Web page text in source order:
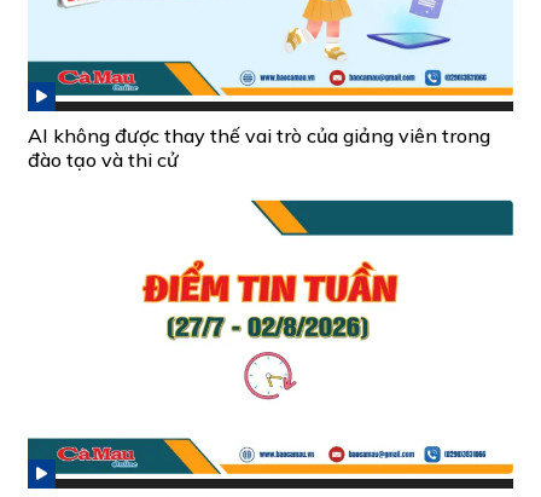
AI không được thay thế vai trò của giảng viên trong
đào tạo và thi cử